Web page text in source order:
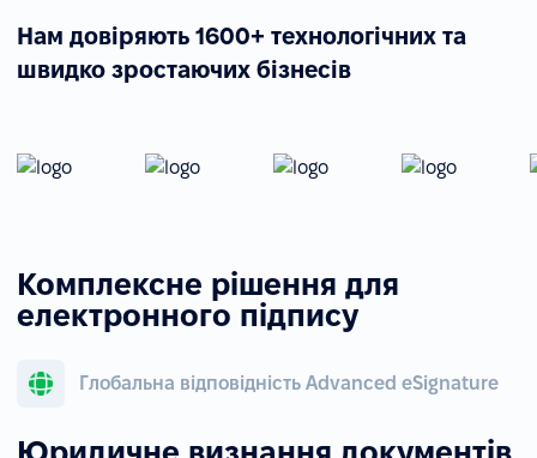
Нам довіряють 1600+ технологічних та
швидко зростаючих бізнесів
Комплексне рішення для
електронного підпису
Глобальна відповідність Advanced eSignature